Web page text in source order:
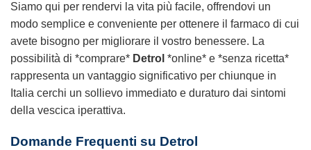
Siamo qui per rendervi la vita più facile, offrendovi un
modo semplice e conveniente per ottenere il farmaco di cui
avete bisogno per migliorare il vostro benessere. La
possibilità di *comprare* Detrol *online* e *senza ricetta*
rappresenta un vantaggio significativo per chiunque in
Italia cerchi un sollievo immediato e duraturo dai sintomi
della vescica iperattiva.
Domande Frequenti su Detrol